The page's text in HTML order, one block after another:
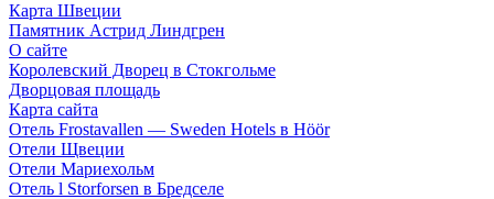
Карта Швеции
Памятник Астрид Линдгрен
О сайте
Королевский Дворец в Стокгольме
Дворцовая площадь
Карта сайта
Отель Frostavallen — Sweden Hotels в Höör
Отели Щвеции
Отели Мариехольм
Отель l Storforsen в Бредселе